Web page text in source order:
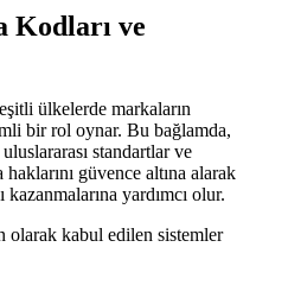
Kodları ve
ülkelerde markaların
bir rol oynar. Bu bağlamda,
standartlar ve
güvence altına alarak
yardımcı olur.
olarak kabul edilen sistemler